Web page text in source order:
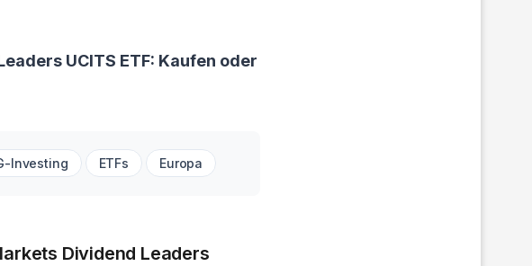
UCITS ETF: Kaufen oder
Investing ETFs Europa
Dividend Leaders